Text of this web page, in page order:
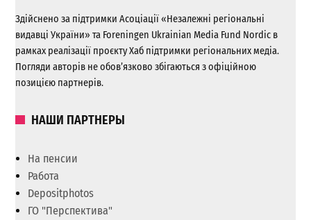
Здійснено за підтримки Асоціації «Незалежні регіональні
видавці України» та Foreningen Ukrainian Media Fund Nordic в
рамках реалізації проєкту Хаб підтримки регіональних медіа.
Погляди авторів не обов’язково збігаються з офіційною
позицією партнерів.
НАШИ ПАРТНЕРЫ
На пенсии
Работа
Depositphotos
ГО "Перспектива"